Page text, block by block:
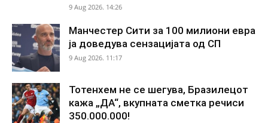
9 Aug 2026. 14:26
Манчестер Сити за 100 милиони евра
ја доведува сензацијата од СП
9 Aug 2026. 11:17
Тотенхем не се шегува, Бразилецот
кажа „ДА“, вкупната сметка речиси
350.000.000!